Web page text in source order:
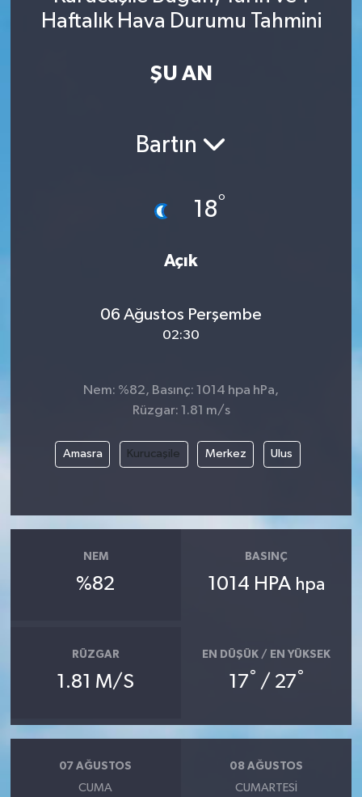
Haftalık Hava Durumu Tahmini
ŞU AN
Bartın
18°
Açık
06 Ağustos Perşembe
02:30
Nem: %82, Basınç: 1014 hpa hPa,
Rüzgar: 1.81 m/s
Amasra Kurucaşile Merkez Ulus
NEM
%82
BASINÇ
1014 HPA hpa
RÜZGAR
1.81 M/S
EN DÜŞÜK / EN YÜKSEK
17° / 27°
07 AĞUSTOS
CUMA
08 AĞUSTOS
CUMARTESI
Spor